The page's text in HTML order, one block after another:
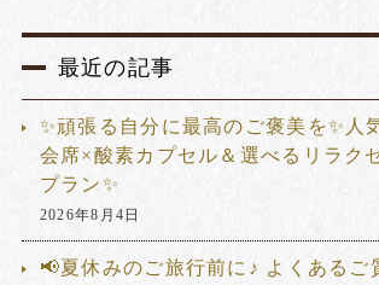
最近の記事
✨頑張る自分に最高のご褒美を✨人
会席×酸素カプセル＆選べるリラク
プラン✨
2026年8月4日
📢夏休みのご旅行前に♪ よくあるご